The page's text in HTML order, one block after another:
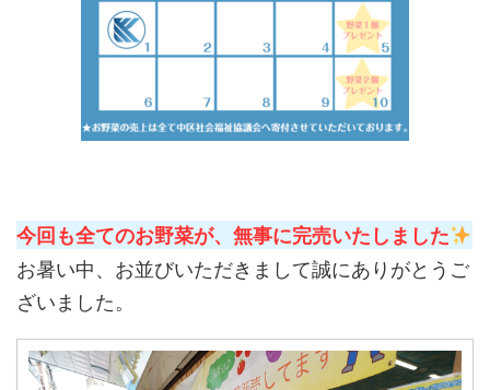
今回も全てのお野菜が、無事に完売いたしました
お暑い中、お並びいただきまして誠にありがとうご
ざいました。